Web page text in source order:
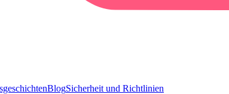
BlogSicherheit und Richtlinien